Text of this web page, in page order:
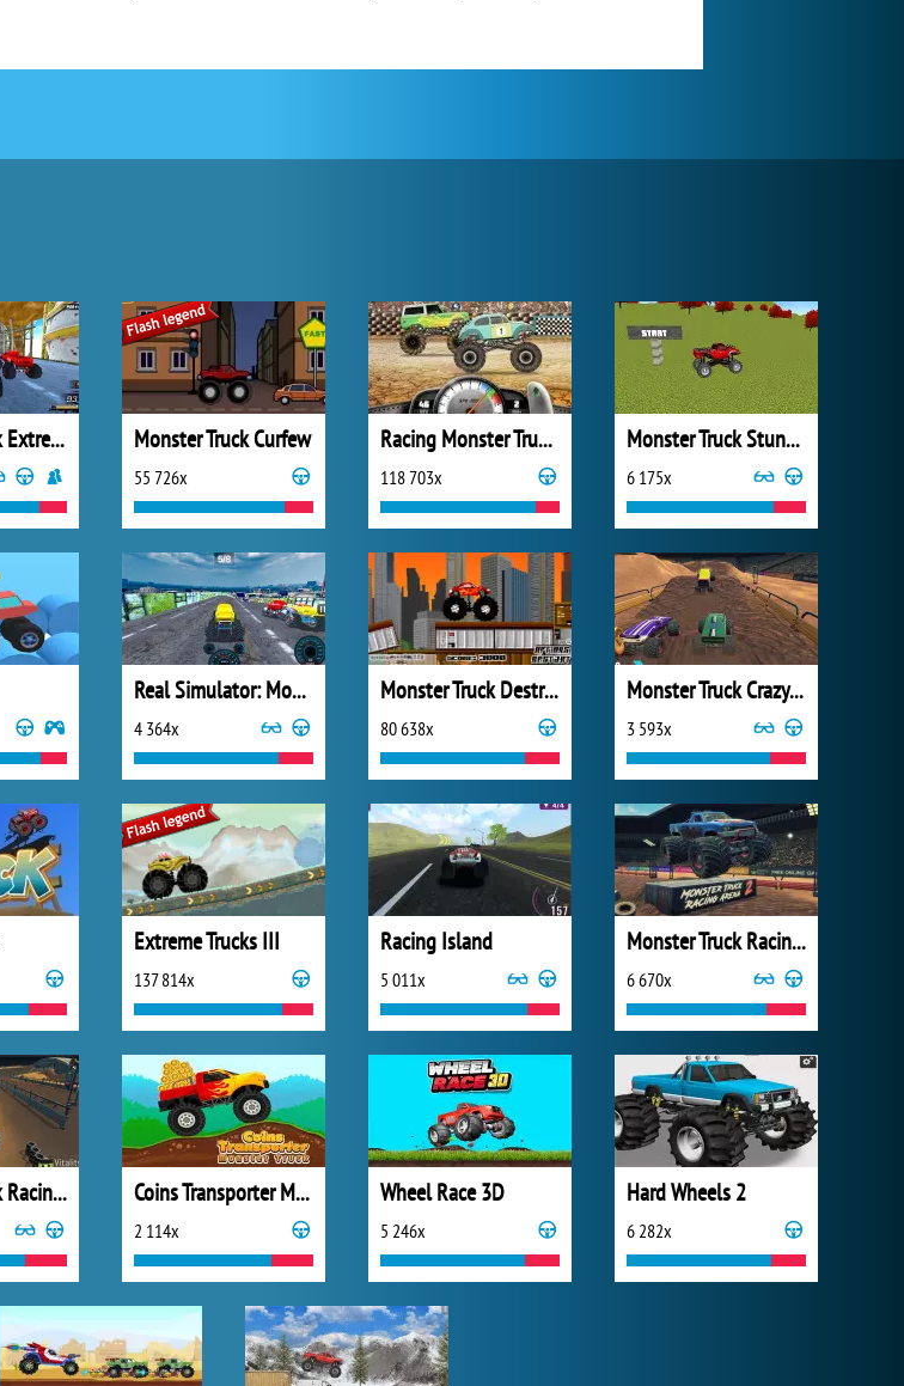
Monster Truck Extreme Racing Monster Truck Curfew
55 726x
Racing Monster Trucks
118 703x
Monster Truck Stunt Madness
6 175x
Real Simulator: Monster Truck
4 364x
Monster Truck Destroyer
80 638x
Monster Truck Crazy Racing 2
3 593x
Extreme Trucks III
137 814x
Racing Island
5 011x
Monster Truck Racing Arena 2
6 670x
Monster Truck Racing Arena Coins Transporter Monster Truck
2 114x
Wheel Race 3D
5 246x
Hard Wheels 2
6 282x